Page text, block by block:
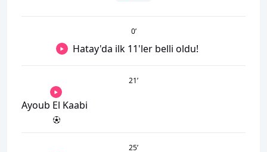
0’
Hatay'da ilk 11'ler belli oldu!
21’
Ayoub El Kaabi
25’